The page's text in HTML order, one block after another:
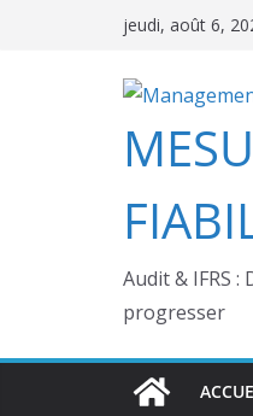
jeudi, août 6,
Audit & IFRS
progresser